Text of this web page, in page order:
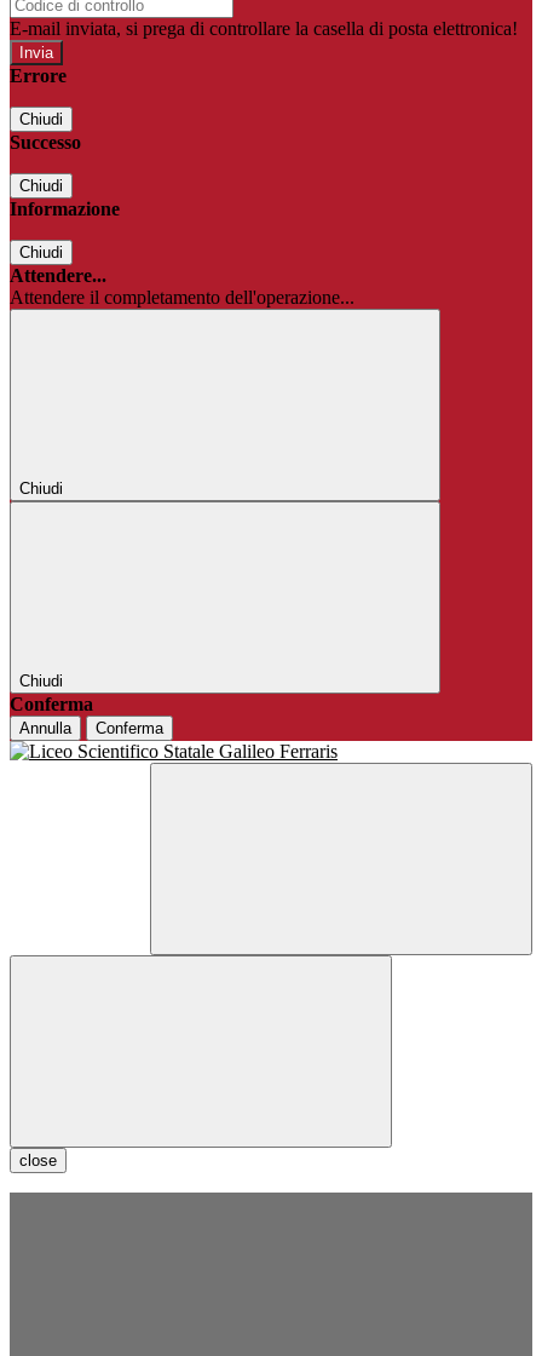
E-mail inviata, si prega di controllare la casella di posta elettronica!
Errore
Chiudi
Successo
Chiudi
Informazione
Chiudi
Attendere...
Attendere il completamento dell'operazione...
Chiudi
Chiudi
Conferma
Annulla Conferma
close